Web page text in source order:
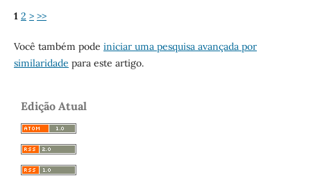
1 2 > >>
Você também pode iniciar uma pesquisa avançada por
similaridade para este artigo.
Edição Atual